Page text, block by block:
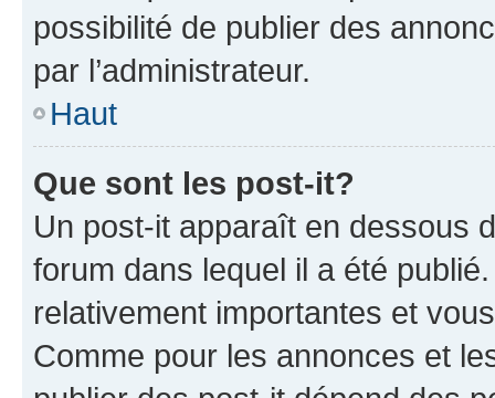
possibilité de publier des
par l’administrateur.
Haut
Que sont les post-it?
Un post-it apparaît en dessous
forum dans lequel il a été
relativement importantes et
Comme pour les annonces et